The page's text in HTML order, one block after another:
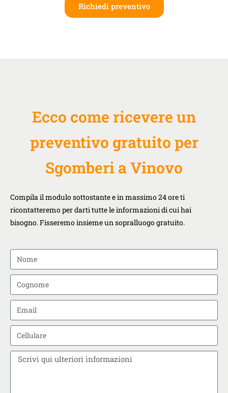
Richiedi preventivo
Ecco come ricevere un
preventivo gratuito per
Sgomberi a Vinovo
Compila il modulo sottostante e in massimo 24 ore ti
ricontatteremo per darti tutte le informazioni di cui hai
bisogno. Fisseremo insieme un sopralluogo gratuito.